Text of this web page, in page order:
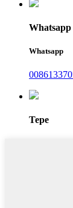
Whatsapp
Whatsapp
Tepe